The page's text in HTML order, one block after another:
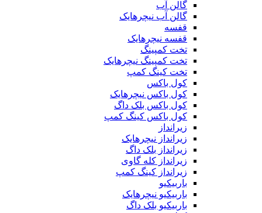
گالن آب
گالن آب نیچرهایک
قفسه
قفسه نیچرهایک
تخت کمپینگ
تخت کمپینگ نیچرهایک
تخت کینگ کمپ
کول باکس
کول باکس نیچرهایک
کول باکس بلک داگ
کول باکس کینگ کمپ
زیرانداز
زیرانداز نیچرهایک
زیرانداز بلک داگ
زیرانداز کله گاوی
زیرانداز کینگ کمپ
باربیکیو
باربیکیو نیچرهایک
باربیکیو بلک داگ